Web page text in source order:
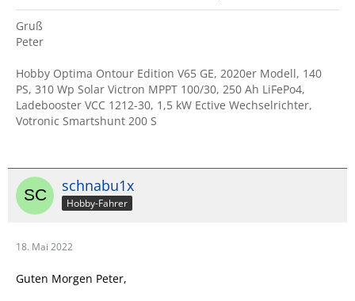
Gruß
Peter
Hobby Optima Ontour Edition V65 GE, 2020er Modell, 140
PS, 310 Wp Solar Victron MPPT 100/30, 250 Ah LiFePo4,
Ladebooster VCC 1212-30, 1,5 kW Ective Wechselrichter,
Votronic Smartshunt 200 S
schnabu1x
Hobby-Fahrer
18. Mai 2022
Guten Morgen Peter,